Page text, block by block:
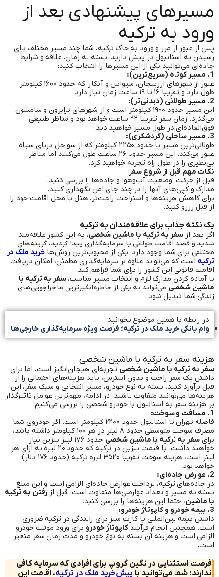
مسیرهای پیشنهادی بعد از
ورود به ترکیه
پس از عبور از مرز و ورود به خاک ترکیه، شما چند مسیر مختلف برای
رسیدن به استانبول در پیش دارید. بسته به زمان، علاقه و شرایط
جاده‌ای می‌توانید یکی از این مسیرها را انتخاب کنید:
1. مسیر کوتاه (سریع‌ترین):
عبور از شهرهای ارزینجان، سیواس و آنکارا که حدود ۱۶۰۰ کیلومتر
طول دارد و تقریبا ۱۶ تا ۱۹ ساعت زمان نیاز دارد.
2. مسیر طولانی (دیدنی‌تر):
این مسیر حدود ۱۹۰۰ کیلومتر است و از شهرهای ترابزون و سامسون
می‌گذرد. زمان سفر تقریبا ۲۲ ساعت خواهد بود و مناظر طبیعی
فوق‌العاده‌ای در طول مسیر خواهید دید.
3. مسیر ساحلی (گردشگری):
طولانی‌ترین مسیر با حدود ۲۲۵۰ کیلومتر که از سواحل دریای سیاه
عبور می‌کند. این مسیر حدود ۲۶ ساعت طول می‌کشد اما مناظر
بی‌نظیری را در طول راه تجربه خواهید کرد.
نکات مهم قبل از شروع سفر
قبل از حرکت، وضعیت آب‌وهوا و جاده‌ها را بررسی کنید.
مدارک و کپی‌های آنها را در چند جای امن نگهداری کنید.
برای کاهش هزینه‌ها و استراحت راحت‌تر، هتل یا محل اقامت خود را
از قبل رزرو کنید.
یک نکته جذاب برای علاقه‌مندان به ترکیه
اگر بعد از سفر به ترکیه با ماشین شخصی، به این کشور علاقه‌مند
شدید و قصد اقامت طولانی یا سرمایه‌گذاری پیدا کردید، گزینه‌های
مختلفی برای شما وجود دارد. یکی از محبوب‌ترین روش‌ها خرید ملک در
ترکیه است که می‌تواند علاوه بر سرمایه‌گذاری مطمئن، امکان دریافت
اقامت قانونی این کشور را برای شما فراهم کند.
با آماده کردن مدارک لازم و انتخاب مسیر مناسب، سفر به ترکیه با
ماشین شخصی می‌تواند به یکی از خاطره‌انگیزترین ماجراجویی‌های
زندگی شما تبدیل شود.
در رابطه با همین موضوع بخوانید:
وام بانکی خرید ملک در ترکیه؛ فرصت ویژه سرمایه‌گذاری خارجی‌ها
هزینه سفر به ترکیه با ماشین شخصی
سفر به ترکیه با ماشین شخصی تجربه‌ای هیجان‌انگیز است، اما برای
داشتن یک سفر راحت و بدون استرس، باید هزینه‌های احتمالی را از
قبل برآورد کنید. بسته به نوع خودرو، مسیر انتخابی و سبک سفر، این
هزینه‌ها می‌توانند متفاوت باشند. در ادامه، مهم‌ترین عوامل تاثیرگذار
بر هزینه سفر به استانبول با خودرو شخصی را بررسی می‌کنیم:
1. مسافت و سوخت:
فاصله تهران تا استانبول حدود ۲۲۰۰ کیلومتر است. اگر خودروی شما
مصرف سوخت متوسطی حدود ۸ لیتر در هر ۱۰۰ کیلومتر داشته باشد،
برای سفر به ترکیه با ماشین شخصی
حدود ۱۷۶ لیتر بنزین نیاز
خواهید داشت. با قیمت بنزین در ترکیه که حدود ۲۰ لیره به ازای هر
لیتر است، هزینه سوخت تقریبا ۳۵۲۰ لیره ترکیه (حدود ۱۷۶ دلار)
خواهد بود.
2. عوارض جاده‌ای:
در جاده‌های ترکیه، پرداخت عوارض جاده‌ای الزامی است و این مبلغ
بسته به مسیر و تعداد عوارضی‌ها متفاوت است. قبل از رفتن به ترکیه
با ماشین، حتما این هزینه‌ها را بررسی کنید.
3. بیمه خودرو و کاپوتاژ خودرو:
داشتن بیمه بین‌المللی یا کارت سبز برای رانندگی در ترکیه ضروری
است. همچنین انجام فرآیند کاپوتاژ خودرو برای ورود موقت خودرو
الزامی است و هزینه آن بسته به نوع خودرو و مدت زمان سفر متغیر
است.
فرصت استثنایی در نگین گروپ برای افرادی که سرمایه کافی
ندارند: شما می‌توانید با پیش‌خرید ملک در ترکیه، اقامت این